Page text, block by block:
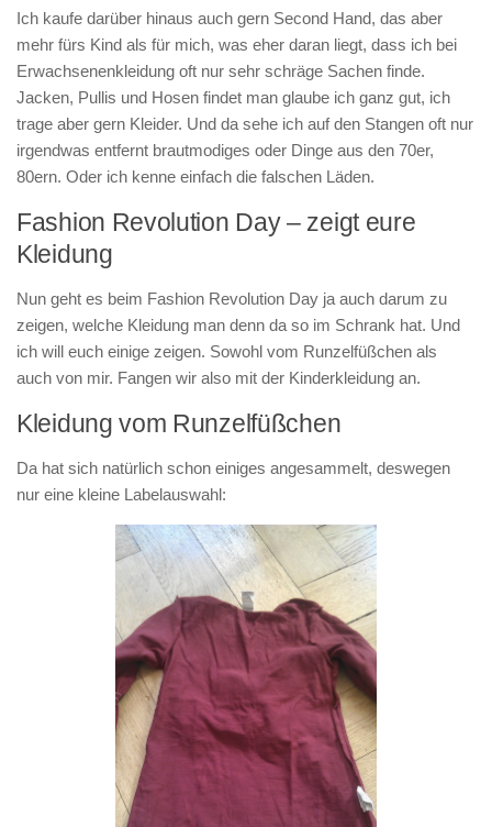
Ich kaufe darüber hinaus auch gern Second Hand, das aber
mehr fürs Kind als für mich, was eher daran liegt, dass ich bei
Erwachsenenkleidung oft nur sehr schräge Sachen finde.
Jacken, Pullis und Hosen findet man glaube ich ganz gut, ich
trage aber gern Kleider. Und da sehe ich auf den Stangen oft nur
irgendwas entfernt brautmodiges oder Dinge aus den 70er,
80ern. Oder ich kenne einfach die falschen Läden.
Fashion Revolution Day – zeigt eure
Kleidung
Nun geht es beim Fashion Revolution Day ja auch darum zu
zeigen, welche Kleidung man denn da so im Schrank hat. Und
ich will euch einige zeigen. Sowohl vom Runzelfüßchen als
auch von mir. Fangen wir also mit der Kinderkleidung an.
Kleidung vom Runzelfüßchen
Da hat sich natürlich schon einiges angesammelt, deswegen
nur eine kleine Labelauswahl: